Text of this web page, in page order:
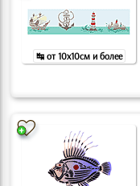
↹ от 10x10см и более